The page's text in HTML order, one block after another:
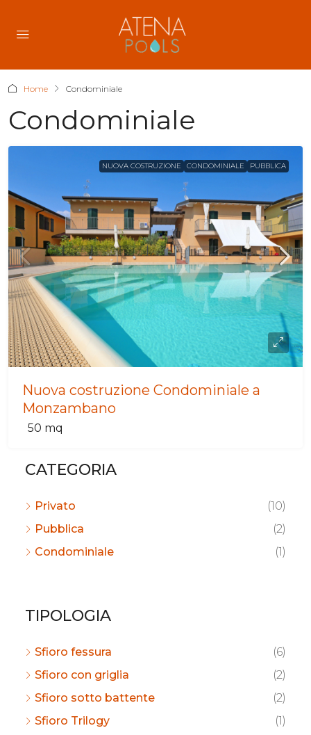
Home Condominiale
Condominiale
NUOVA COSTRUZIONE CONDOMINIALE PUBBLICA
Nuova costruzione Condominiale a
Monzambano
50 mq
CATEGORIA
Privato
(10)
Pubblica
(2)
Condominiale
(1)
TIPOLOGIA
Sfioro fessura
(6)
Sfioro con griglia
(2)
Sfioro sotto battente
(2)
Sfioro Trilogy
(1)